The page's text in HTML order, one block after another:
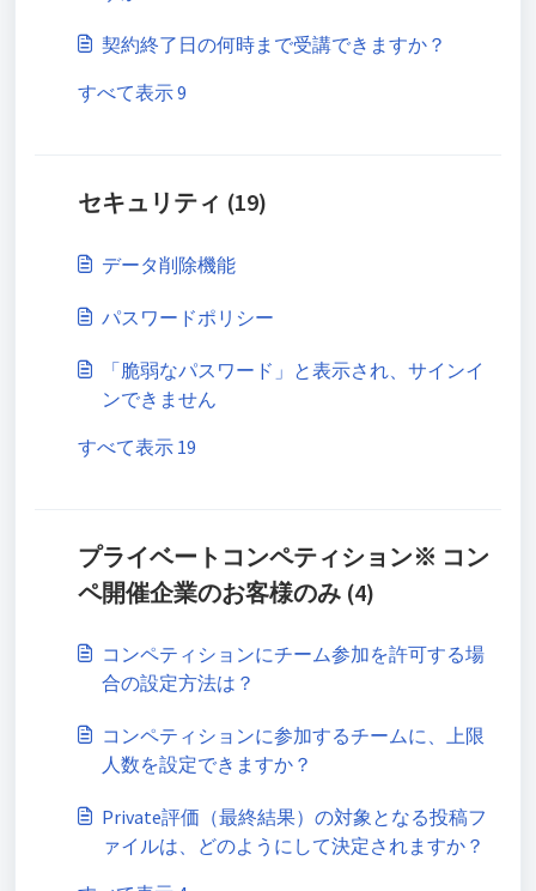
契約終了日の何時まで受講できますか？
すべて表示 9
セキュリティ (19)
データ削除機能
パスワードポリシー
「脆弱なパスワード」と表示され、サインイ
ンできません
すべて表示 19
プライベートコンペティション※ コン
ペ開催企業のお客様のみ (4)
コンペティションにチーム参加を許可する場
合の設定方法は？
コンペティションに参加するチームに、上限
人数を設定できますか？
Private評価（最終結果）の対象となる投稿フ
ァイルは、どのようにして決定されますか？